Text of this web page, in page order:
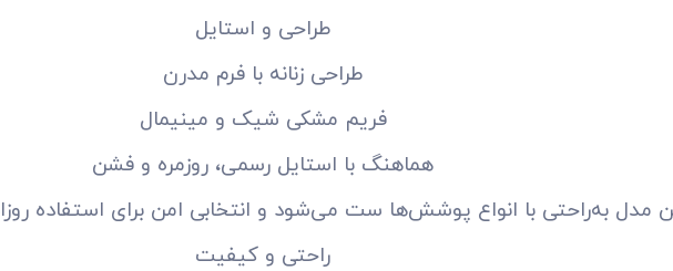
طراحی و استایل
طراحی زنانه با فرم مدرن
فریم مشکی شیک و مینیمال
هماهنگ با استایل رسمی، روزمره و فشن
مدل به‌راحتی با انواع پوشش‌ها ست می‌شود و انتخابی امن برای استفاده
راحتی و کیفیت